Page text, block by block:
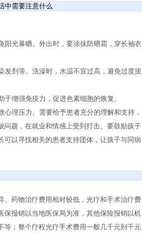
中需要注意什么
阳光暴晒。外出时，要涂抹防晒霜，穿长袖衣
发剂等。洗澡时，水温不宜过高，避免过度搓
增强免疫力，促进色素细胞的恢复。
理压力。需要给予患者充分的理解和支持，
问题，在就业和情感上受到打击。要鼓励孩子
以寻找相关的患者支持团体，让孩子与同病
。药物治疗费用相对较低，光疗和手术治疗费
保报销以当地医保局为准，其他保险报销以机
等；整个疗程光疗手术费用一般几千元到千元